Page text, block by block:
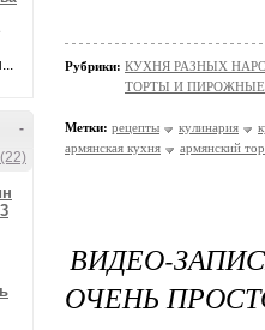
-
Рубрики: КУХНЯ РАЗНЫХ
ТОРТЫ И ПИРОЖНЫЕ
Метки: рецепты кулинария
армянская кухня
армянский
ВИДЕО-
ОЧЕНЬ